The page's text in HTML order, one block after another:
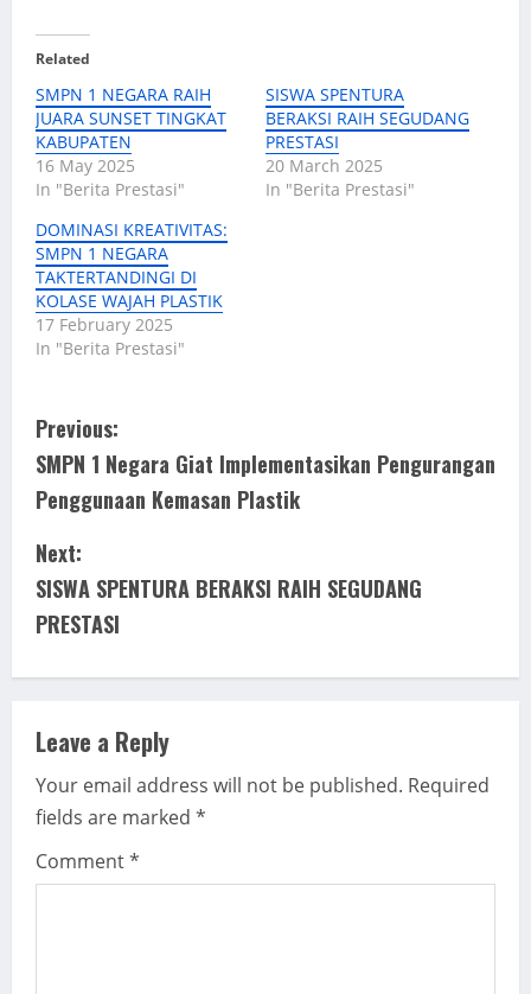
Related
SMPN 1 NEGARA RAIH
JUARA SUNSET TINGKAT
KABUPATEN
16 May 2025
In "Berita Prestasi"
SISWA SPENTURA
BERAKSI RAIH SEGUDANG
PRESTASI
20 March 2025
In "Berita Prestasi"
DOMINASI KREATIVITAS:
SMPN 1 NEGARA
TAKTERTANDINGI DI
KOLASE WAJAH PLASTIK
17 February 2025
In "Berita Prestasi"
C
o
n
t
i
n
u
e
R
e
Previous:
SMPN 1 Negara Giat Implementasikan Pengurangan
Penggunaan Kemasan Plastik
Next:
SISWA SPENTURA BERAKSI RAIH SEGUDANG
PRESTASI
Leave a Reply
Your email address will not be published. Required
fields are marked *
Comment*